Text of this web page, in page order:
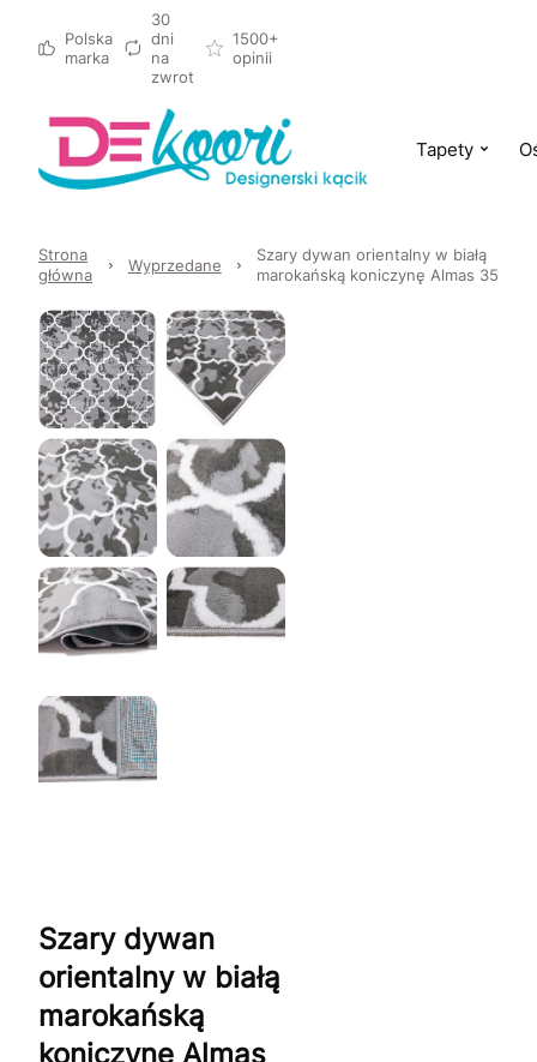
Polska
marka
30
dni
na
zwrot
1500+
opinii
Tapety
Strona
główna
Wyprzedane
Szary dywan orientalny w białą
marokańską koniczynę Almas 35
Szary dywan
orientalny w białą
marokańską
koniczynę Almas